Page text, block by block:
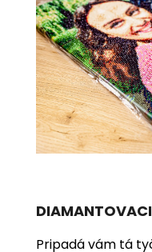
Pripadá vám tá